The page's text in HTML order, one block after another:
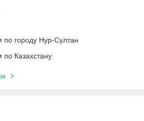
по городу Нур-Султан
по Казахстану